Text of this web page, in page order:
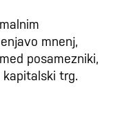
mnenj,
posamezniki,
trg.